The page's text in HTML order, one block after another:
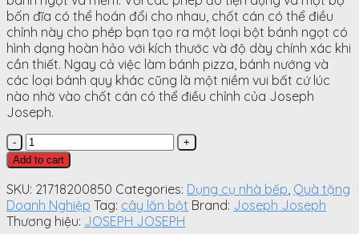
bốn đĩa có thể hoán đổi cho nhau, chốt cán có thể điều
chỉnh này cho phép bạn tạo ra một loại bột bánh ngọt có
hình dạng hoàn hảo với kích thước và độ dày chính xác khi
cần thiết. Ngay cả việc làm bánh pizza, bánh nướng và
các loại bánh quy khác cũng là một niềm vui bất cứ lúc
nào nhờ vào chốt cán có thể điều chỉnh của Joseph
Joseph.
Cây
lăn
bột
bằng
gỗ
Joseph
Add to cart
SKU: 21718200850 Categories: Dụng cụ nhà bếp Quà tặng
Doanh Nghiệp Tag: cây lăn bột Brand: Joseph Joseph
Thương hiệu: JOSEPH JOSEPH